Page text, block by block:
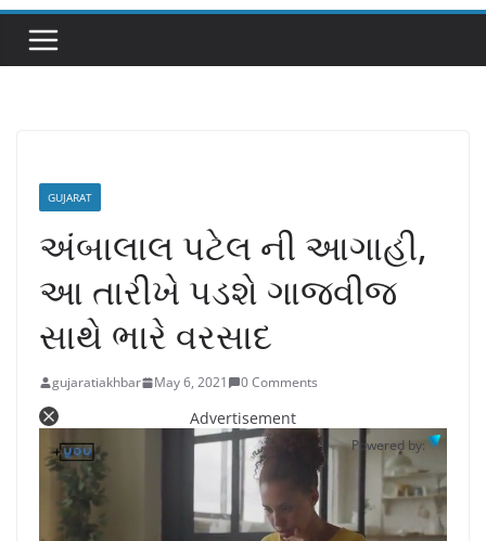
GUJARAT
અંબાલાલ પટેલ ની આગાહી,
આ તારીખે પડશે ગાજવીજ
સાથે ભારે વરસાદ
gujaratiakhbar May 6, 2021 0 Comments
Advertisement
Powered by: